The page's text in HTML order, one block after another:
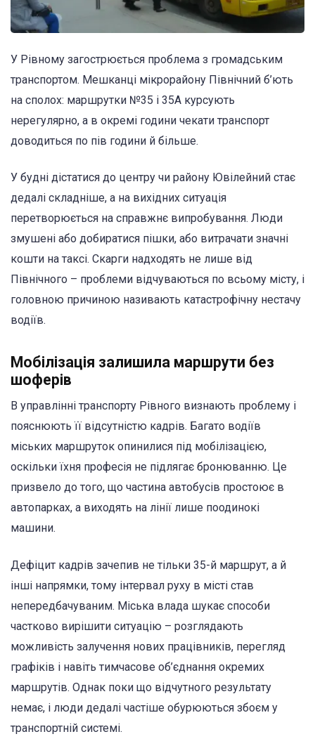
У Рівному загострюється проблема з громадським
транспортом. Мешканці мікрорайону Північний б’ють
на сполох: маршрутки №35 і 35А курсують
нерегулярно, а в окремі години чекати транспорт
доводиться по пів години й більше.
У будні дістатися до центру чи району Ювілейний стає
дедалі складніше, а на вихідних ситуація
перетворюється на справжнє випробування. Люди
змушені або добиратися пішки, або витрачати значні
кошти на таксі. Скарги надходять не лише від
Північного – проблеми відчуваються по всьому місту, і
головною причиною називають катастрофічну нестачу
водіїв.
Мобілізація залишила маршрути без
шоферів
В управлінні транспорту Рівного визнають проблему і
пояснюють її відсутністю кадрів. Багато водіїв
міських маршруток опинилися під мобілізацією,
оскільки їхня професія не підлягає бронюванню. Це
призвело до того, що частина автобусів простоює в
автопарках, а виходять на лінії лише поодинокі
машини.
Дефіцит кадрів зачепив не тільки 35-й маршрут, а й
інші напрямки, тому інтервал руху в місті став
непередбачуваним. Міська влада шукає способи
частково вирішити ситуацію – розглядають
можливість залучення нових працівників, перегляд
графіків і навіть тимчасове об’єднання окремих
маршрутів. Однак поки що відчутного результату
немає, і люди дедалі частіше обурюються збоєм у
транспортній системі.